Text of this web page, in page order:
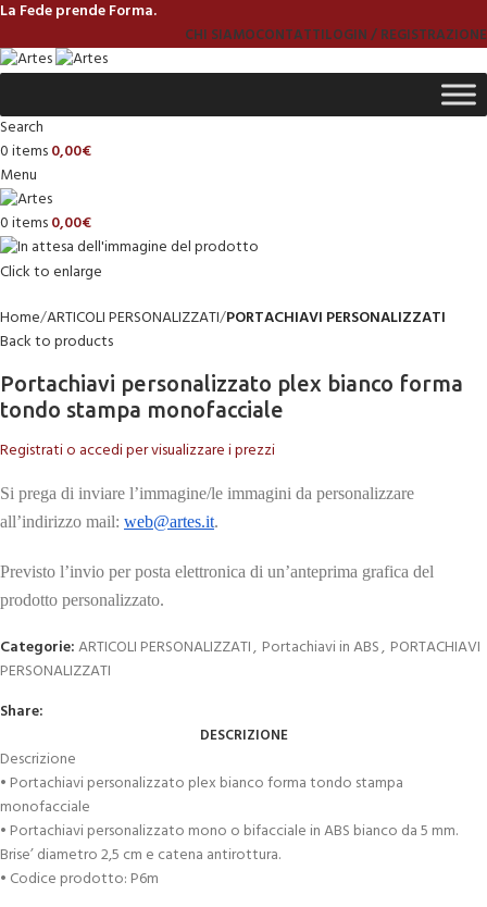
La Fede prende Forma.
CHI SIAMOCONTATTILOGIN / REGISTRAZIONE
Search
0items0,00€
Menu
0items0,00€
Click to enlarge
Home ARTICOLI PERSONALIZZATI PORTACHIAVI PERSONALIZZATI
Back to products
Portachiavi personalizzato plex bianco forma
tondo stampa monofacciale
Registrati o accedi per visualizzare i prezzi
Si prega di inviare l’immagine/le immagini da personalizzare
all’indirizzo mail: web@artes.it.
Previsto l’invio per posta elettronica di un’anteprima grafica del
prodotto personalizzato.
Categorie:ARTICOLI PERSONALIZZATI, Portachiavi in ABS, PORTACHIAVI
PERSONALIZZATI
Share:
DESCRIZIONE
Descrizione
• Portachiavi personalizzato plex bianco forma tondo stampa
monofacciale
• Portachiavi personalizzato mono o bifacciale in ABS bianco da 5 mm.
Brise’ diametro 2,5 cm e catena antirottura.
• Codice prodotto: P6m